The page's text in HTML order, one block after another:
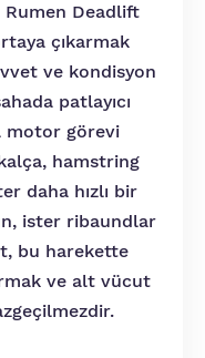
Rumen Deadlift
çıkarmak
ve kondisyon
patlayıcı
motor görevi
hamstring
daha hızlı bir
ister ribaundlar
bu harekette
ve alt vücut